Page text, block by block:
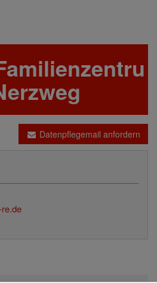
Datenpflegemail anfordern